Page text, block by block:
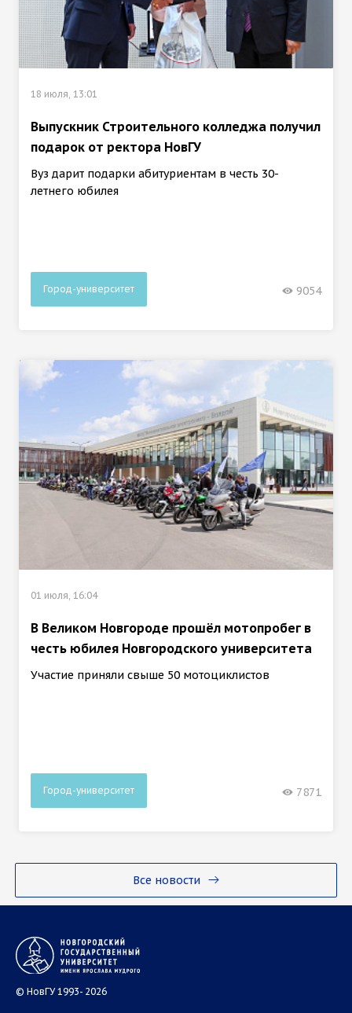
Все новости
18 июля, 13:01
Выпускник Строительного колледжа получил
подарок от ректора НовГУ
Вуз дарит подарки абитуриентам в честь 30-
летнего юбилея
Город-университет 9054
01 июля, 16:04
В Великом Новгороде прошёл мотопробег в
честь юбилея Новгородского университета
Участие приняли свыше 50 мотоциклистов
Город-университет 7871
© НовГУ 1993- 2026